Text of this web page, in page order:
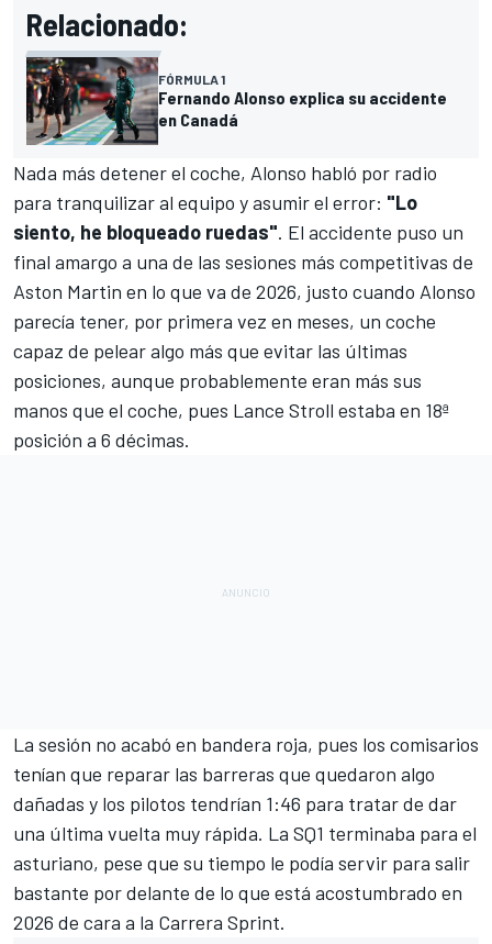
Relacionado:
FÓRMULA 1
Fernando Alonso explica su accidente
en Canadá
Nada más detener el coche, Alonso habló por radio
para tranquilizar al equipo y asumir el error: "Lo
siento, he bloqueado ruedas". El accidente puso un
final amargo a una de las sesiones más competitivas de
Aston Martin en lo que va de 2026, justo cuando Alonso
parecía tener, por primera vez en meses, un coche
capaz de pelear algo más que evitar las últimas
posiciones, aunque probablemente eran más sus
manos que el coche, pues Lance Stroll estaba en 18ª
posición a 6 décimas.
La sesión no acabó en bandera roja, pues los comisarios
tenían que reparar las barreras que quedaron algo
dañadas y los pilotos tendrían 1:46 para tratar de dar
una última vuelta muy rápida. La SQ1 terminaba para el
asturiano, pese que su tiempo le podía servir para salir
bastante por delante de lo que está acostumbrado en
2026 de cara a la Carrera Sprint.